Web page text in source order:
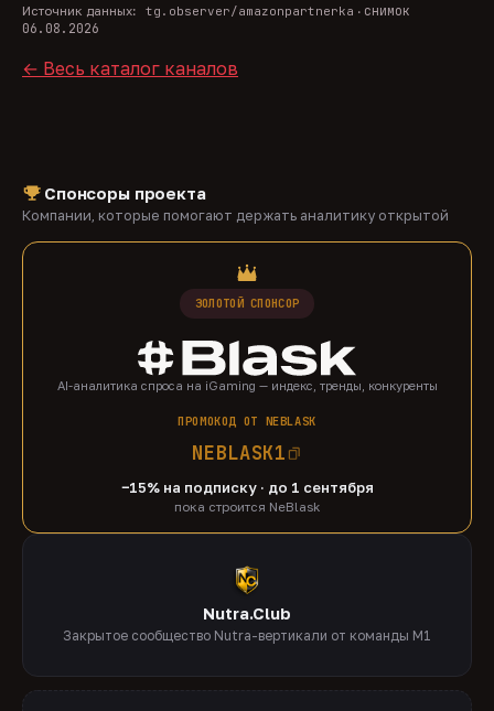
Источник данных: tg.observer/amazonpartnerka · снимок
06.08.2026
← Весь каталог каналов
Спонсоры проекта
Компании, которые помогают держать аналитику открытой
ЗОЛОТОЙ СПОНСОР
AI-аналитика спроса на iGaming — индекс, тренды, конкуренты
ПРОМОКОД ОТ NEBLASK
NEBLASK1
−15% на подписку · до 1 сентября
пока строится NeBlask
Nutra.Club
Закрытое сообщество Nutra-вертикали от команды M1